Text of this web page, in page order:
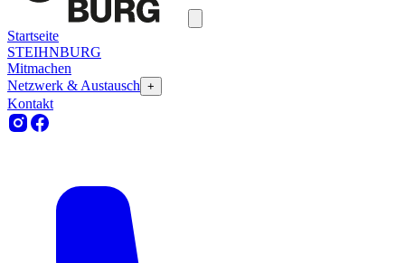
Startseite
STEIHNBURG
Mitmachen
Netzwerk & Austausch +
Kontakt